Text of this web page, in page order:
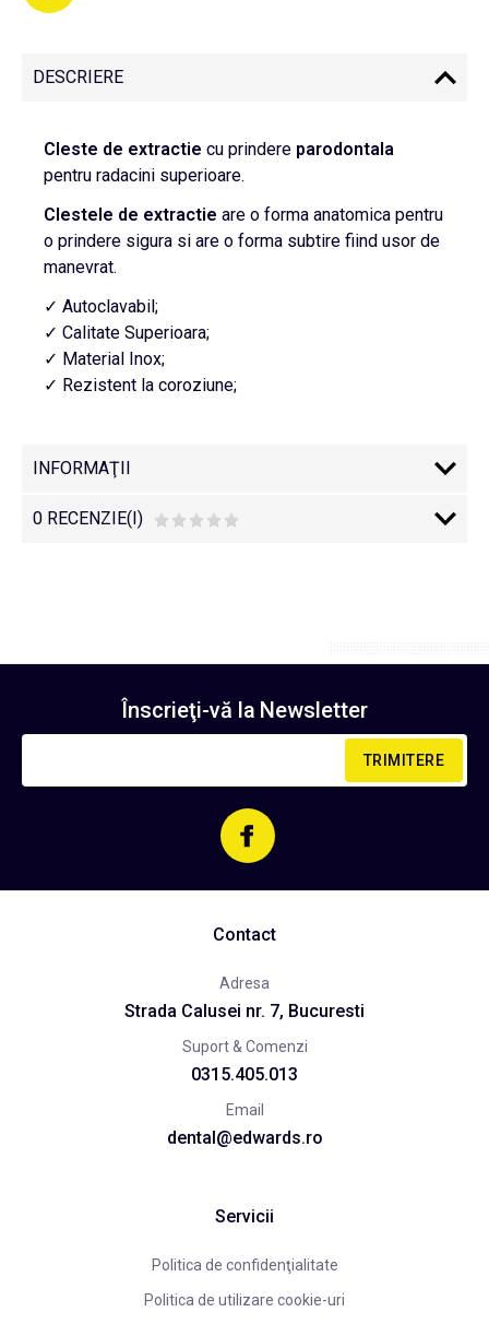
DESCRIERE
Cleste de extractie cu prindere parodontala
pentru radacini superioare.
Clestele de extractie are o forma anatomica pentru
o prindere sigura si are o forma subtire fiind usor de
manevrat.
✓ Autoclavabil;
✓ Calitate Superioara;
✓ Material Inox;
✓ Rezistent la coroziune;
INFORMAŢII
0 RECENZIE(I)
Înscrieţi-vă la Newsletter
TRIMITERE
Contact
Adresa
Strada Calusei nr. 7, Bucuresti
Suport & Comenzi
0315.405.013
Email
dental@edwards.ro
Servicii
Politica de confidenţialitate
Politica de utilizare cookie-uri